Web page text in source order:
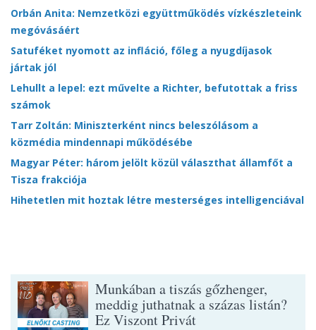
Orbán Anita: Nemzetközi együttműködés vízkészleteink
megóvásáért
Satuféket nyomott az infláció, főleg a nyugdíjasok
jártak jól
Lehullt a lepel: ezt művelte a Richter, befutottak a friss
számok
Tarr Zoltán: Miniszterként nincs beleszólásom a
közmédia mindennapi működésébe
Magyar Péter: három jelölt közül választhat államfőt a
Tisza frakciója
Hihetetlen mit hoztak létre mesterséges intelligenciával
Munkában a tiszás gőzhenger,
meddig juthatnak a százas listán?
Ez Viszont Privát